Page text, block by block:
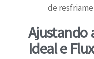
de
Ajustando
Ideal e